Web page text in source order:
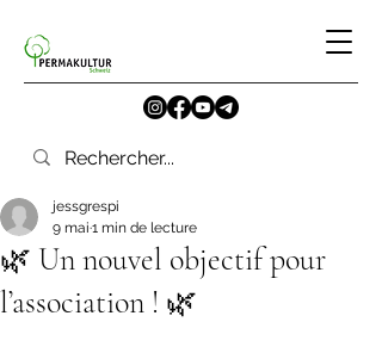
🌿 Un nouvel objectif pour
l’association ! 🌿
jessgrespi
9 mai 1 min de lecture